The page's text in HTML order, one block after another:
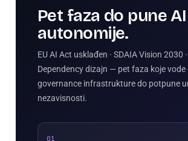
Pet faza do pune AI
autonomije.
EU AI Act usklađen · SDAIA Vision 2030
Dependency dizajn — pet faza koje vode
governance infrastrukture do potpune
nezavisnosti.
01